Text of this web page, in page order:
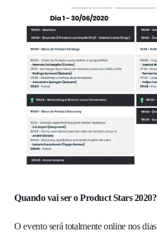
Quando vai ser o Product Stars 2020?
O evento será totalmente online nos dias